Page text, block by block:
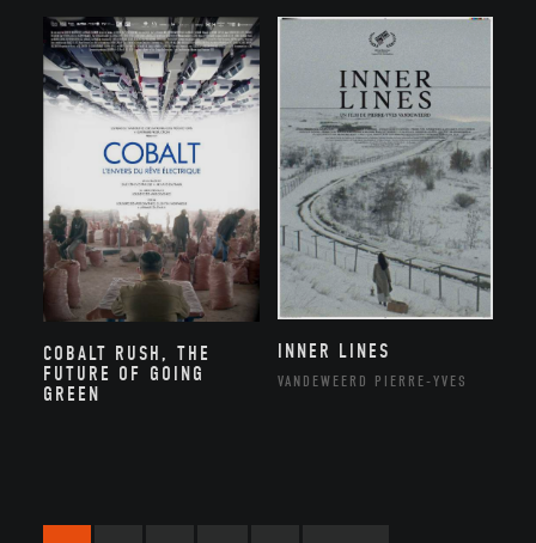
COBALT RUSH, THE
FUTURE OF GOING
GREEN
INNER LINES
VANDEWEERD PIERRE-YVES